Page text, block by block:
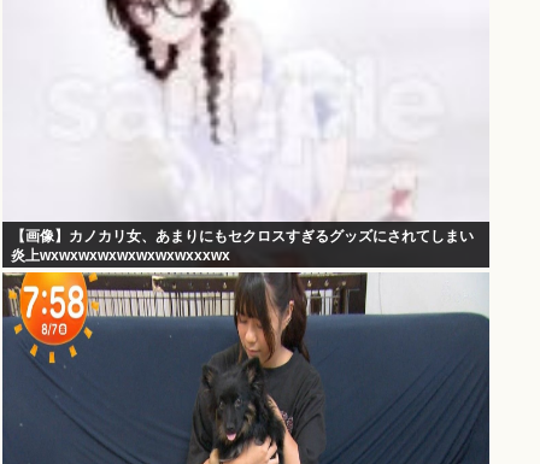
【画像】カノカリ女、あまりにもセクロスすぎるグッズにされてしまい
炎上wxwxwxwxwxwxwxwxxxwx